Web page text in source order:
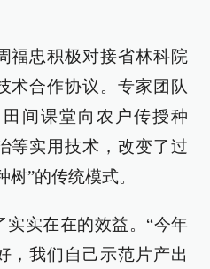
福忠积极对接省林科院
术合作协议。专家团队
间课堂向农户传授种
等实用技术，改变了过
”的传统模式。
实在在的效益。“今年
，我们自己示范片产出